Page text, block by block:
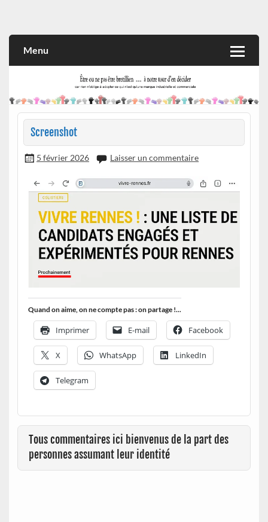
et commerciale
Menu
Screenshot
5 février 2026 Laisser un commentaire
Quand on aime, on ne compte pas : on partage !...
Imprimer E-mail Facebook
X WhatsApp LinkedIn
Telegram
Tous commentaires ici bienvenus de la part des
personnes assumant leur identité